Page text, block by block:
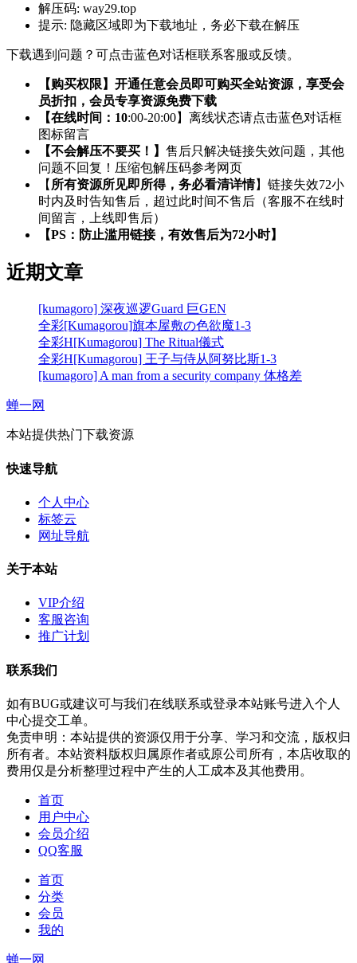
解压码: way29.top
提示: 隐藏区域即为下载地址，务必下载在解压
下载遇到问题？可点击蓝色对话框联系客服或反馈。
【购买权限】开通任意会员即可购买全站资源，享受会
员折扣，会员专享资源免费下载
【在线时间：10:00-20:00】离线状态请点击蓝色对话框
图标留言
【不会解压不要买！】 售后只解决链接失效问题，其他
问题不回复！压缩包解压码参考网页
【 所有资源所见即所得，务必看清详情】链接失效72小
时内及时告知售后，超过此时间不售后（客服不在线时
间留言，上线即售后）
【PS：防止滥用链接，有效售后为72小时】
近期文章
[kumagoro] 深夜巡逻Guard 巨GEN
全彩[Kumagorou]旗本屋敷の色欲魔1-3
全彩H[Kumagorou] The Ritual儀式
全彩H[Kumagorou] 王子与侍从阿努比斯1-3
[kumagoro] A man from a security company 体格差
蝉一网
本站提供热门下载资源
快速导航
个人中心
标签云
网址导航
关于本站
VIP介绍
客服咨询
推广计划
联系我们
如有BUG或建议可与我们在线联系或登录本站账号进入个人
中心提交工单。
免责申明：本站提供的资源仅用于分享、学习和交流，版权归
所有者。本站资料版权归属原作者或原公司所有，本店收取的
费用仅是分析整理过程中产生的人工成本及其他费用。
首页
用户中心
会员介绍
QQ客服
首页
分类
会员
我的
蝉一网